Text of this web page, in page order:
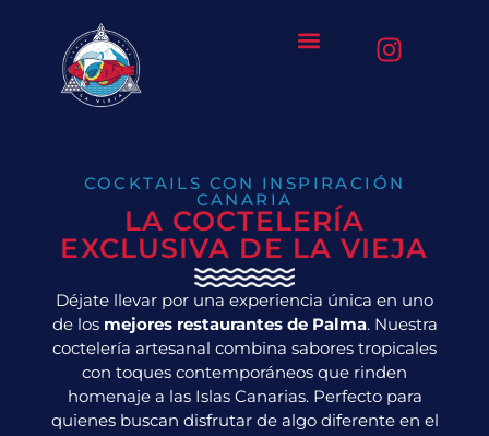
COCKTAILS CON INSPIRACIÓN
CANARIA
LA COCTELERÍA
EXCLUSIVA DE LA VIEJA
Déjate llevar por una experiencia única en uno
de los mejores restaurantes de Palma. Nuestra
coctelería artesanal combina sabores tropicales
con toques contemporáneos que rinden
homenaje a las Islas Canarias. Perfecto para
quienes buscan disfrutar de algo diferente en el